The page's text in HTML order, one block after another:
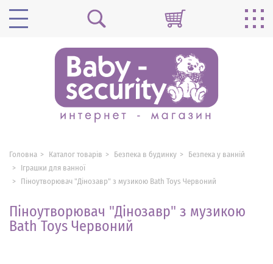
Головна Каталог товарів Безпека в будинку
Безпека у ванній
Іграшки для ванної
Піноутворювач "Дінозавр" з музикою Bath Toys Червоний
Піноутворювач "Дінозавр" з музикою
Bath Toys Червоний